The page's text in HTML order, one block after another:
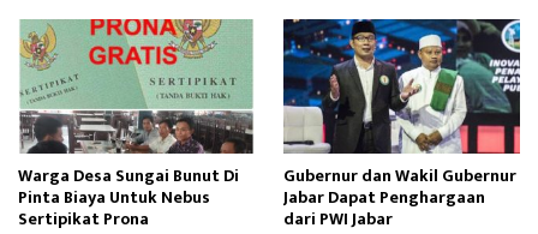
Warga Desa Sungai Bunut Di
Pinta Biaya Untuk Nebus
Sertipikat Prona
Gubernur dan Wakil Gubernur
Jabar Dapat Penghargaan
dari PWI Jabar